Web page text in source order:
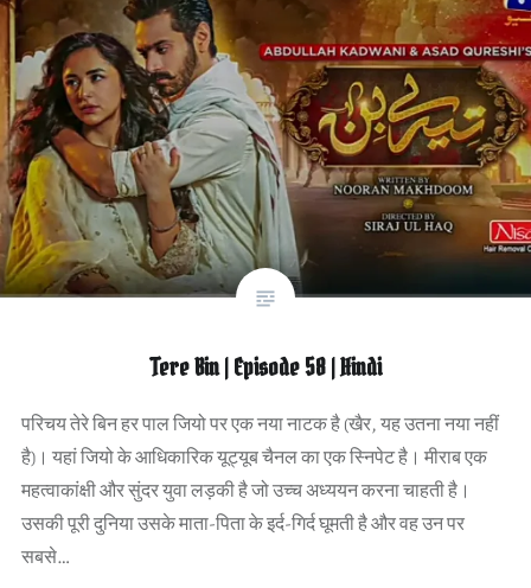
Tere Bin | Episode 58 | Hindi
परिचय तेरे बिन हर पाल जियो पर एक नया नाटक है (खैर, यह उतना नया नहीं
है)। यहां जियो के आधिकारिक यूट्यूब चैनल का एक स्निपेट है। मीराब एक
महत्वाकांक्षी और सुंदर युवा लड़की है जो उच्च अध्ययन करना चाहती है।
उसकी पूरी दुनिया उसके माता-पिता के इर्द-गिर्द घूमती है और वह उन पर
सबसे…